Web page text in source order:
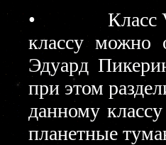
• Класс V —
классу можно
Эдуард
при этом
данному
планетные